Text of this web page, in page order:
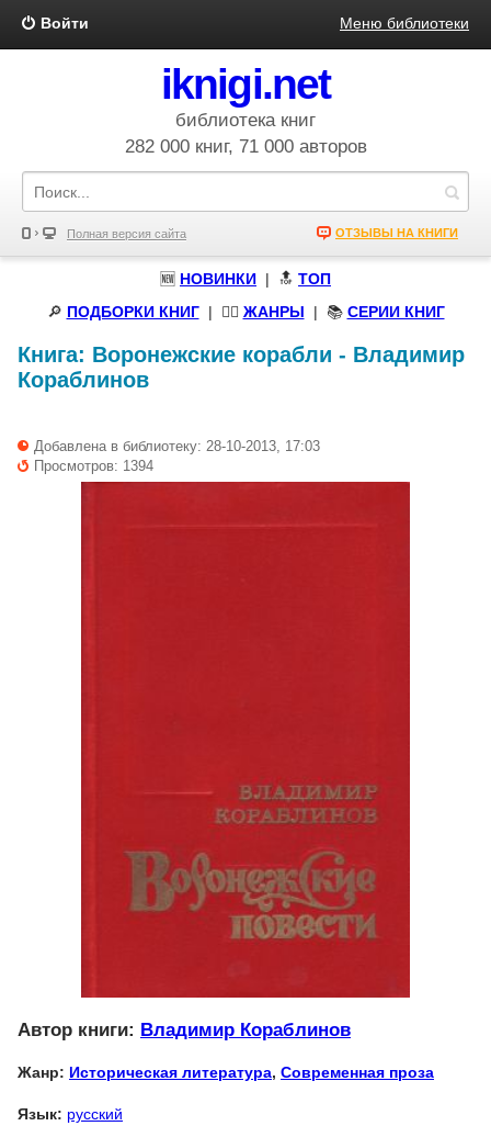
Войти Меню библиотеки
iknigi.net
библиотека книг
282 000 книг, 71 000 авторов
Полная версия сайта ОТЗЫВЫ НА КНИГИ
🆕 НОВИНКИ | 🔝 ТОП
🔎 ПОДБОРКИ КНИГ| 🧝‍♀️ ЖАНРЫ | 📚 СЕРИИ КНИГ
Книга: Воронежские корабли - Владимир
Кораблинов
Добавлена в библиотеку: 28-10-2013, 17:03
Просмотров: 1394
Автор книги: Владимир Кораблинов
Жанр: Историческая литература, Современная проза
Язык: русский